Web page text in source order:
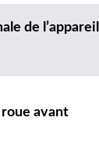
de l’appareil
avant